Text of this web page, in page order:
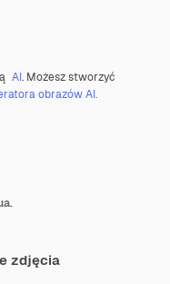
AI. Możesz stworzyć
obrazów AI.
zdjęcia